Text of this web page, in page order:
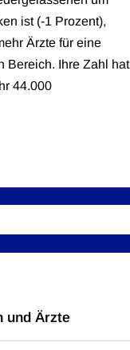
ist (-1 Prozent),
Ärzte für eine
Bereich. Ihre Zahl hat
44.000
und Ärzte